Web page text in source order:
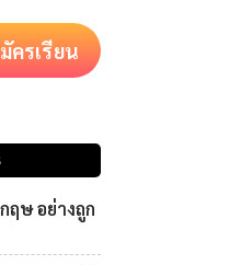
ครเรียน
ฤษ อย่างถูก